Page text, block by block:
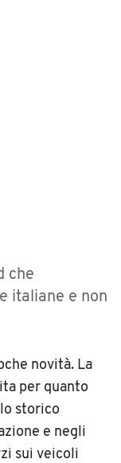
che
italiane e non
novità. La
per quanto
storico
e negli
sui veicoli